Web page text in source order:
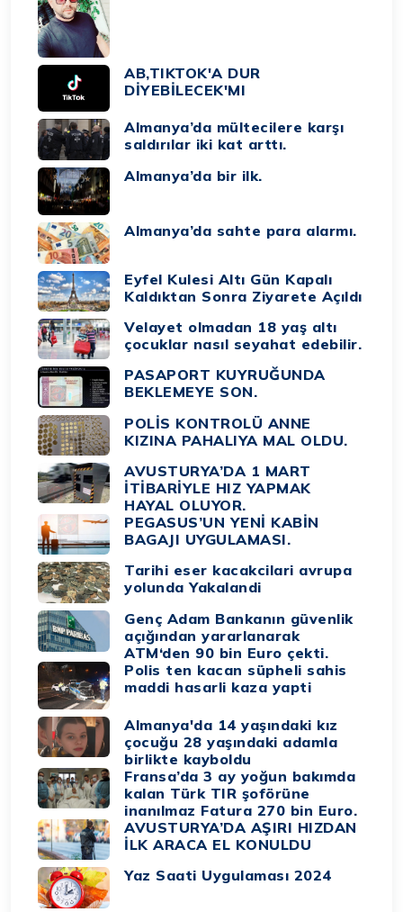
AB,TIKTOK'A DUR
DİYEBİLECEK'MI
Almanya’da mültecilere karşı
saldırılar iki kat arttı.
Almanya’da bir ilk.
Almanya’da sahte para alarmı.
Eyfel Kulesi Altı Gün Kapalı
Kaldıktan Sonra Ziyarete Açıldı
Velayet olmadan 18 yaş altı
çocuklar nasıl seyahat edebilir.
PASAPORT KUYRUĞUNDA
BEKLEMEYE SON.
POLİS KONTROLÜ ANNE
KIZINA PAHALIYA MAL OLDU.
AVUSTURYA’DA 1 MART
İTİBARİYLE HIZ YAPMAK
HAYAL OLUYOR.
PEGASUS’UN YENİ KABİN
BAGAJI UYGULAMASI.
Tarihi eser kacakcilari avrupa
yolunda Yakalandi
Genç Adam Bankanın güvenlik
açığından yararlanarak
ATM‘den 90 bin Euro çekti.
Polis ten kacan süpheli sahis
maddi hasarli kaza yapti
Almanya'da 14 yaşındaki kız
çocuğu 28 yaşındaki adamla
birlikte kayboldu
Fransa’da 3 ay yoğun bakımda
kalan Türk TIR şoförüne
inanılmaz Fatura 270 bin Euro.
AVUSTURYA’DA AŞIRI HIZDAN
İLK ARACA EL KONULDU
Yaz Saati Uygulaması 2024